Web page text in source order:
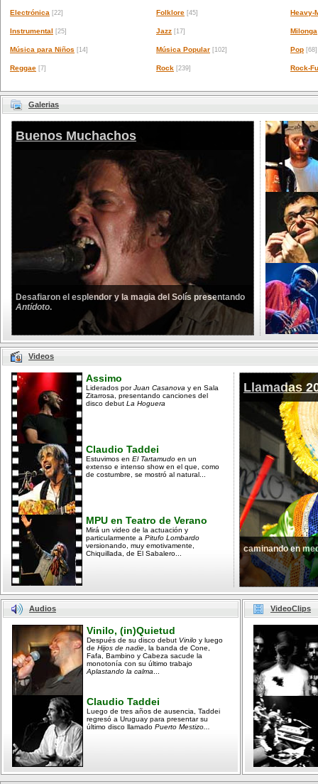
Electrónica [22] Folklore [45] Heavy-
Instrumental [25] Jazz [17] Milonga
Música para Niños [14] Música Popular [102] Pop [68]
Reggae [7] Rock [239] Rock-
Galerias
Buenos Muchachos
Desafiaron el esplendor y la magia del Solís presentando
Antídoto.
Videos
Assimo
Liderados porJuan Casanova y en Sala
Zitarrosa, presentando canciones del
disco debut La Hoguera
Claudio Taddei
Estuvimos en El Tartamudo en un
extenso e intenso show en el que, como
de costumbre, se mostró al natural...
MPU en Teatro de Verano
Mirá un video de la actuación y
particularmente a Pitufo Lombardo
versionando, muy emotivamente,
Chiquillada, de El Sabalero...
Llamadas
caminando en
Audios
Vinilo, (in)Quietud
Después de su disco debut Vinilo y luego
de Hijos de nadie , la banda de Cone,
Fafa, Bambino y Cabeza sacude la
monotonía con su último trabajo
Aplastando la calma
Claudio Taddei
Luego de tres años de ausencia, Taddei
regresó a Uruguay para presentar su
último disco llamado Puerto Mestizo...
VideoClips